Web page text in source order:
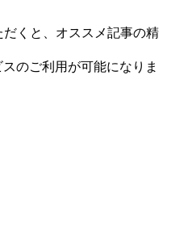
くと、オススメ記事の精
のご利用が可能になりま